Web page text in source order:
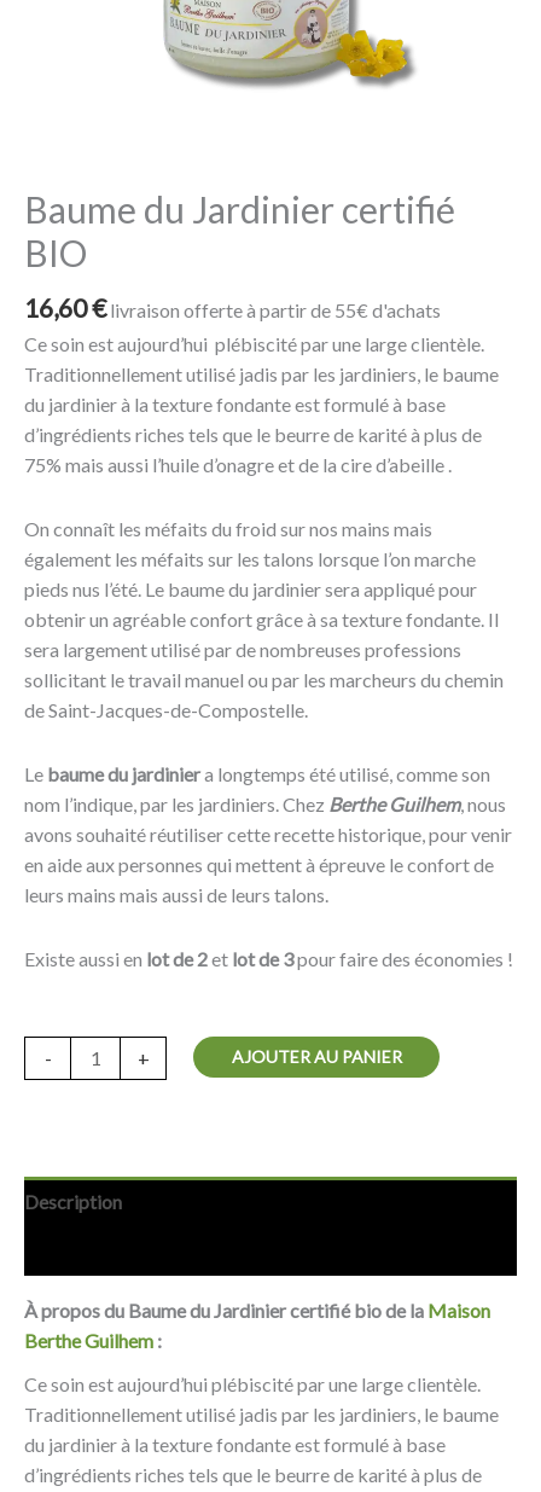
Baume du Jardinier certifié
BIO
16,60€ livraison offerte à partir de 55€ d'achats
Ce soin est aujourd’hui plébiscité par une large clientèle.
Traditionnellement utilisé jadis par les jardiniers, le baume
du jardinier à la texture fondante est formulé à base
d’ingrédients riches tels que le beurre de karité à plus de
75% mais aussi l’huile d’onagre et de la cire d’abeille .
On connaît les méfaits du froid sur nos mains mais
également les méfaits sur les talons lorsque l’on marche
pieds nus l’été. Le baume du jardinier sera appliqué pour
obtenir un agréable confort grâce à sa texture fondante. Il
sera largement utilisé par de nombreuses professions
sollicitant le travail manuel ou par les marcheurs du chemin
de Saint-Jacques-de-Compostelle.
Le baume du jardiniera longtemps été utilisé, comme son
nom l’indique, par les jardiniers. Chez Berthe Guilhem, nous
avons souhaité réutiliser cette recette historique, pour venir
en aide aux personnes qui mettent à épreuve le confort de
leurs mains mais aussi de leurs talons.
Existe aussi en lot de 2et lot de 3pour faire des économies !
- + AJOUTER AU PANIER
Description
À propos du Baume du Jardinier certifié bio de la Maison
Berthe Guilhem :
Ce soin est aujourd’hui plébiscité par une large clientèle.
Traditionnellement utilisé jadis par les jardiniers, le baume
du jardinier à la texture fondante est formulé à base
d’ingrédients riches tels que le beurre de karité à plus de